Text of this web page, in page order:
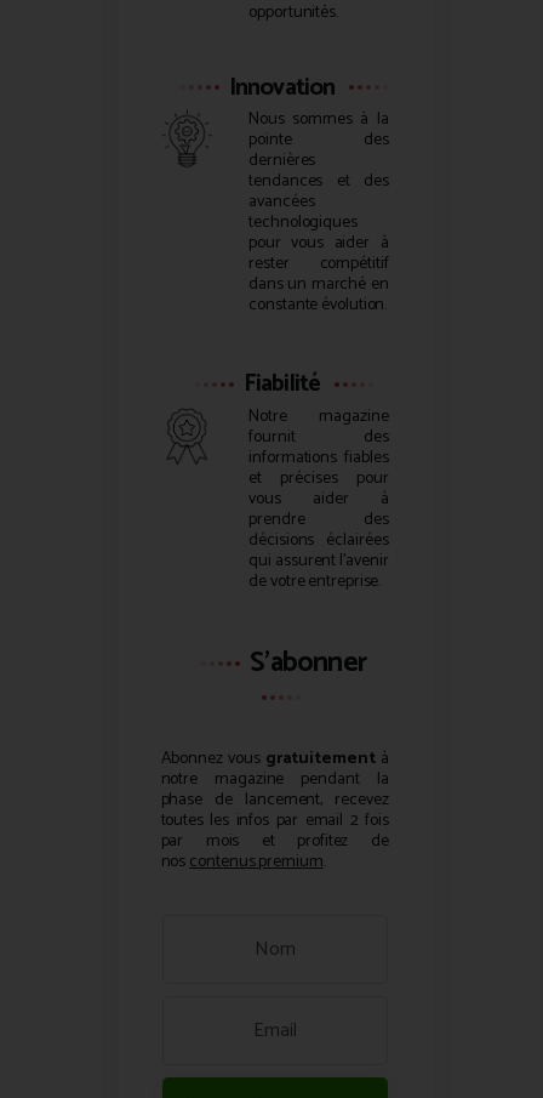
opportunités.
Innovation
Nous sommes à la
pointe des
dernières
tendances et des
avancées
technologiques
pour vous aider à
rester compétitif
dans un marché en
constante évolution.
Fiabilité
Notre magazine
fournit des
informations fiables
et précises pour
vous aider à
prendre des
décisions éclairées
qui assurent l’avenir
de votre entreprise.
S'abonner
Abonnez vous gratuitementà
notre magazine pendant la
phase de lancement, recevez
toutes les infos par email 2 fois
par mois et profitez de
noscontenus premium.